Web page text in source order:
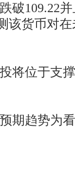
109.22并
该货币对
位于支撑
期趋势为